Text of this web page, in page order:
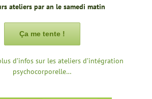
ateliers par an le samedi matin
Ça me tente !
d’infos sur les ateliers d’intégration
psychocorporelle…